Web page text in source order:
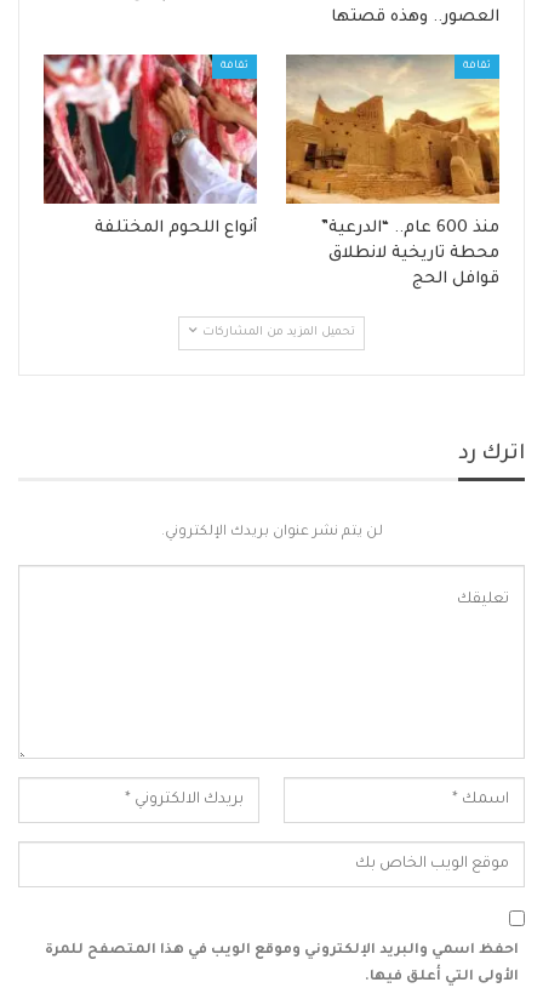
العصور.. وهذه قصتها
ثقافة
منذ 600 عام.. “الدرعية”
محطة تاريخية لانطلاق
قوافل الحج
ثقافة
أنواع اللحوم المختلفة
تحميل المزيد من المشاركات
اترك رد
لن يتم نشر عنوان بريدك الإلكتروني.
احفظ اسمي والبريد الإلكتروني وموقع الويب في هذا المتصفح للمرة
الأولى التي أعلق فيها.